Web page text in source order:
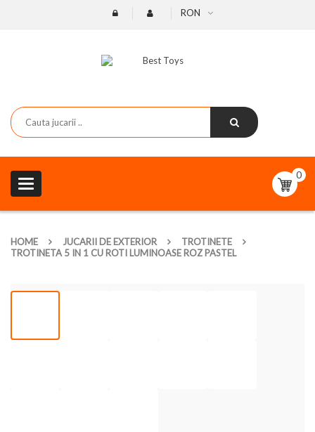
RON
Toggle
navigation
0
HOME JUCARII DE EXTERIOR
TROTINETE
TROTINETA 5 IN 1 CU ROTI LUMINOASE ROZ PASTEL